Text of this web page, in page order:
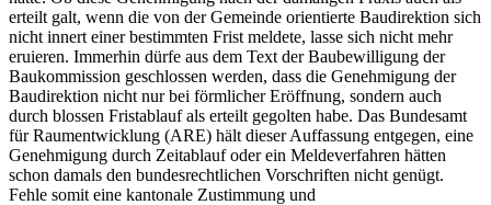
erteilt galt, wenn die von der Gemeinde orientierte Baudirektion sich
nicht innert einer bestimmten Frist meldete, lasse sich nicht mehr
eruieren. Immerhin dürfe aus dem Text der Baubewilligung der
Baukommission geschlossen werden, dass die Genehmigung der
Baudirektion nicht nur bei förmlicher Eröffnung, sondern auch
durch blossen Fristablauf als erteilt gegolten habe. Das Bundesamt
für Raumentwicklung (ARE) hält dieser Auffassung entgegen, eine
Genehmigung durch Zeitablauf oder ein Meldeverfahren hätten
schon damals den bundesrechtlichen Vorschriften nicht genügt.
Fehle somit eine kantonale Zustimmung und